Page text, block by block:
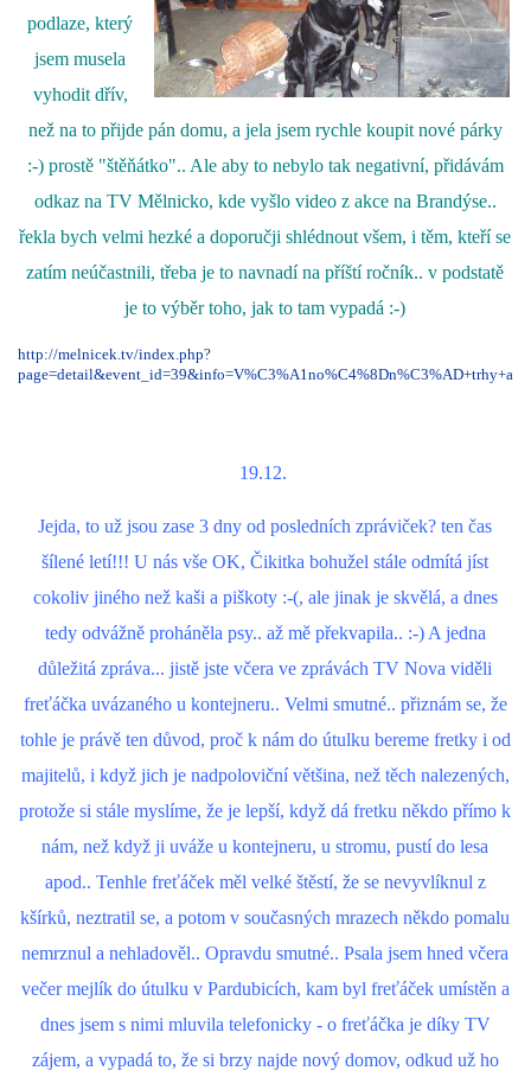
podlaze, který
jsem musela
vyhodit dřív,
než na to přijde pán domu, a jela jsem rychle koupit nové párky
:-) prostě "štěňátko".. Ale aby to nebylo tak negativní, přidávám
odkaz na TV Mělnicko, kde vyšlo video z akce na Brandýse..
řekla bych velmi hezké a doporučji shlédnout všem, i těm, kteří se
zatím neúčastnili, třeba je to navnadí na příští ročník.. v podstatě
je to výběr toho, jak to tam vypadá :-)
http://melnicek.tv/index.php?
19.12.
Jejda, to už jsou zase 3 dny od posledních zpráviček? ten čas
šílené letí!!! U nás vše OK, Čikitka bohužel stále odmítá jíst
cokoliv jiného než kaši a piškoty :-(, ale jinak je skvělá, a dnes
tedy odvážně proháněla psy.. až mě překvapila.. :-) A jedna
důležitá zpráva... jistě jste včera ve zprávách TV Nova viděli
freťáčka uvázaného u kontejneru.. Velmi smutné.. přiznám se, že
tohle je právě ten důvod, proč k nám do útulku bereme fretky i od
majitelů, i když jich je nadpoloviční většina, než těch nalezených,
protože si stále myslíme, že je lepší, když dá fretku někdo přímo k
nám, než když ji uváže u kontejneru, u stromu, pustí do lesa
apod.. Tenhle freťáček měl velké štěstí, že se nevyvlíknul z
kšírků, neztratil se, a potom v současných mrazech někdo pomalu
nemrznul a nehladověl.. Opravdu smutné.. Psala jsem hned včera
večer mejlík do útulku v Pardubicích, kam byl freťáček umístěn a
dnes jsem s nimi mluvila telefonicky - o freťáčka je díky TV
zájem, a vypadá to, že si brzy najde nový domov, odkud už ho